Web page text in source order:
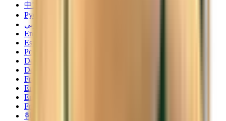
中文
Русский
العربية/عربي
English
Español
Português
Deutsch
Deutsch
Français
English
English
Français
한국어